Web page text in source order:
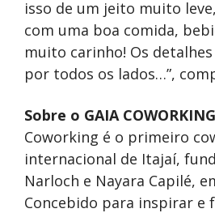
isso de um jeito muito
com uma boa comida,
muito carinho! Os
por todos os lados…”,
Sobre o GAIA COWORKING
Coworking é o primeiro
internacional de Itajaí,
Narloch e Nayara Capilé,
Concebido para inspirar e